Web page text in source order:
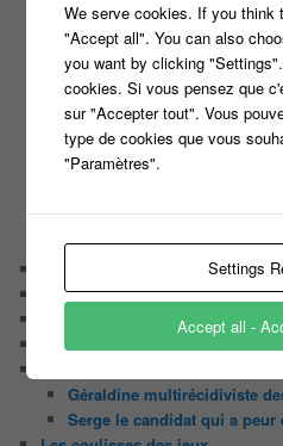
C’est quoi un directeur de
Harry
Motus
Slam
C’est quoi un casting ?
Tous les castings
Les 12 coups de midi
N’oubliez Pas Les Paroles
Tout le monde veut prendre
Contact
Le candidat masqué
Géraldine multirécidiviste
Serge le candidat qui a peur
We serve cookies. If you
"Accept all". You can also
you want by clicking
cookies. Si vous pensez que
sur "Accepter tout". Vous
type de cookies que vous
"Paramètres".
Settings
Accept all -